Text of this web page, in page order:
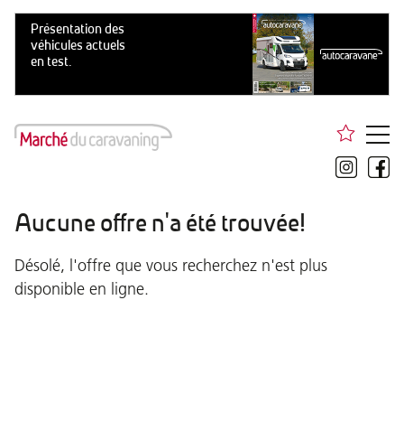
Aucune offre n'a été trouvée!
Désolé, l'offre que vous recherchez n'est plus
disponible en ligne.